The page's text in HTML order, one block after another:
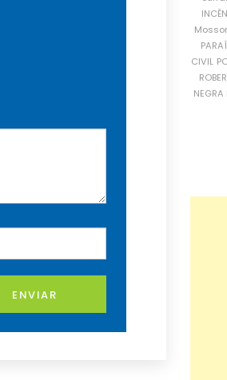
ENVIAR
CIVIL
NEGRA